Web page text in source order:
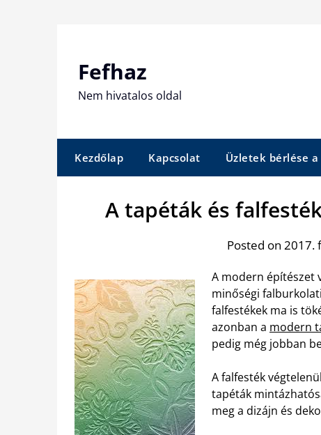
Fefhaz
Nem hivatalos oldal
Kezdőlap Kapcsolat Üzletek bérlése
A tapéták és
Posted on 2017.
A modern építészet
minőségi
falfestékek ma is
azonban a modern
pedig még jobban
A falfesték
tapéták
meg a dizájn és